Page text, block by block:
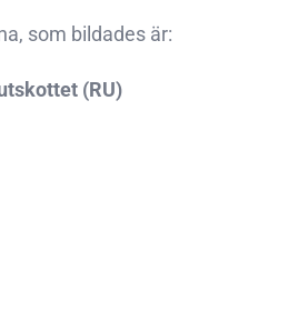
som bildades är:
(RU)